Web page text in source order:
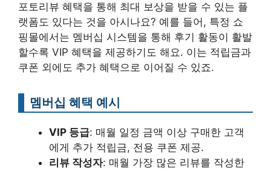
포토리뷰 혜택을 통해 최대 보상을 받을 수 있는 플
랫폼도 있다는 것을 아시나요? 예를 들어, 특정 쇼
핑몰에서는 멤버십 시스템을 통해 후기 활동이 활발
할수록 VIP 혜택을 제공하기도 해요. 이는 적립금과
쿠폰 외에도 추가 혜택으로 이어질 수 있죠.
멤버십 혜택 예시
VIP 등급: 매월 일정 금액 이상 구매한 고객
에게 추가 적립금, 전용 쿠폰 제공.
리뷰 작성자: 매월 가장 많은 리뷰를 작성한